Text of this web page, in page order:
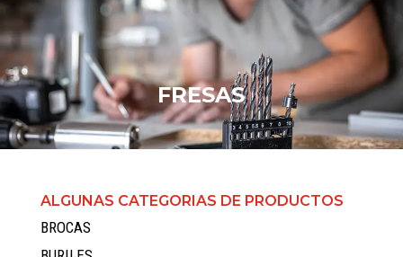
FRESAS
ALGUNAS CATEGORIAS DE PRODUCTOS
BROCAS